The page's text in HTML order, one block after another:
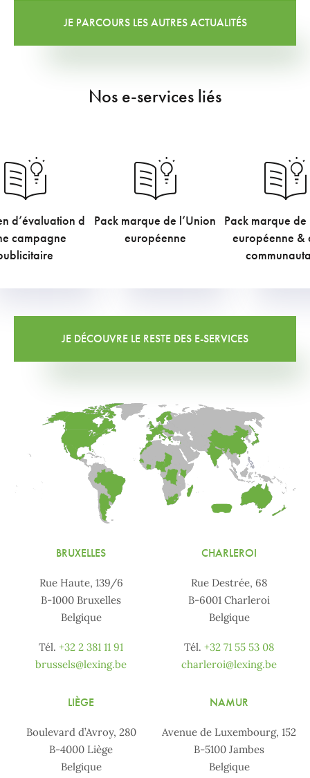
JE PARCOURS LES AUTRES ACTUALITÉS
Nos e-services liés
d’évaluation d
campagne
€
Pack marque de l’Union
européenne
€
Pack marque de
européenne &
€
JE DÉCOUVRE LE RESTE DES E-SERVICES
BRUXELLES
Rue Haute, 139/6
B-1000 Bruxelles
Belgique
Tél. +32 2 381 11 91
brussels@lexing.be
CHARLEROI
Rue Destrée, 68
B-6001 Charleroi
Belgique
Tél. +32 71 55 53 08
charleroi@lexing.be
LIÈGE
Boulevard d’Avroy, 280
B-4000 Liège
Belgique
NAMUR
Avenue de Luxembourg, 152
B-5100 Jambes
Belgique